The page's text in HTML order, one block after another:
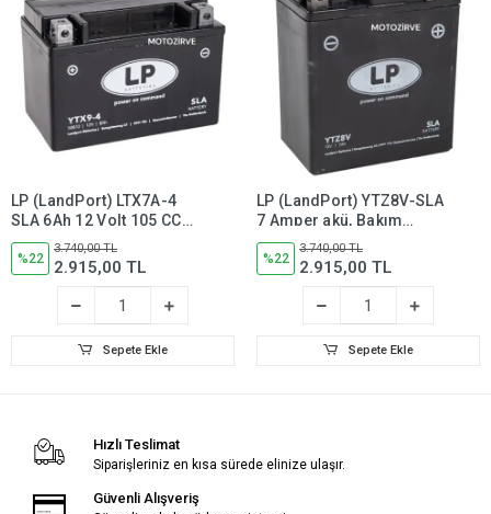
LP (LandPort) LTX7A-4
SLA 6Ah 12 Volt 105 CCA
akü, Bakım Gerektirmez -
50615
%22
3.740,00 TL
2.915,00 TL
Sepete Ekle
LP (LandPort) YTZ8V-SLA
7 Amper akü, Bakım
Gerektirmez
%22
3.740,00 TL
2.915,00 TL
Sepete Ekle
Hızlı Teslimat
Siparişleriniz en kısa sürede elinize ulaşır.
Güvenli Alışveriş